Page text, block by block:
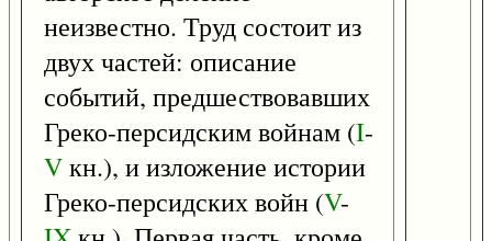
неизвестно. Труд состоит из
двух частей: описание
событий, предшествовавших
Греко-персидским войнам (I-
Vкн.), и изложение истории
Греко-персидских войн (V-